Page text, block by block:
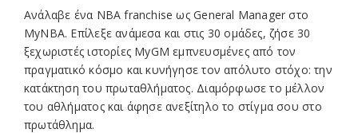
Ανάλαβε ένα NBA franchise ως General Manager στο
MyNBA. Επίλεξε ανάμεσα και στις 30 ομάδες, ζήσε 30
ξεχωριστές ιστορίες MyGM εμπνευσμένες από τον
πραγματικό κόσμο και κυνήγησε τον απόλυτο στόχο: την
κατάκτηση του πρωταθλήματος. Διαμόρφωσε το μέλλον
του αθλήματος και άφησε ανεξίτηλο το στίγμα σου στο
πρωτάθλημα.